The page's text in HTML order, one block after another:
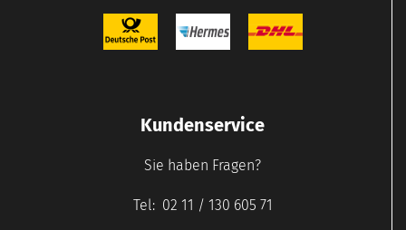
Kundenservice
Sie haben Fragen?
Tel: 02 11 / 130 605 71